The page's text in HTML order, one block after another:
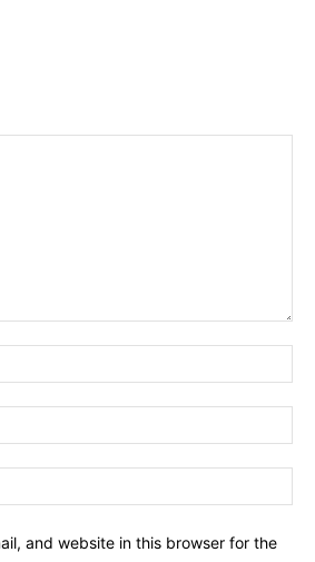
and website in this browser for the